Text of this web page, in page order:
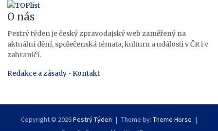
O nás
Pestrý týden je český zpravodajský web zaměřený na
aktuální dění, společenská témata, kulturu a události v ČR i v
zahraničí.
Redakce a zásady • Kontakt
Copyright © 2026Pestrý Týden Theme by: Theme Horse